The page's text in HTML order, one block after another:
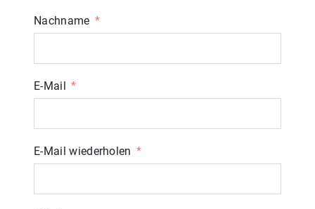
Nachname
E-Mail
E-Mail wiederholen